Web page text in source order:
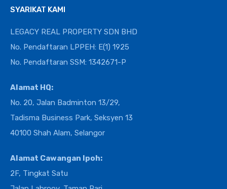
SYARIKAT KAMI
LEGACY REAL PROPERTY SDN BHD
No. Pendaftaran LPPEH: E(1) 1925
No. Pendaftaran SSM: 1342671-P
Alamat HQ:
No. 20, Jalan Badminton 13/29,
Tadisma Business Park, Seksyen 13
40100 Shah Alam, Selangor
Alamat Cawangan Ipoh:
2F, Tingkat Satu